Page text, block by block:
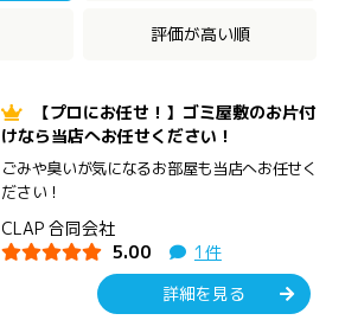
評価が高い順
【プロにお任せ！】ゴミ屋敷のお片付
けなら当店へお任せください！
ごみや臭いが気になるお部屋も当店へお任せく
ださい！
CLAP 合同会社
5.00
1件
詳細を見る